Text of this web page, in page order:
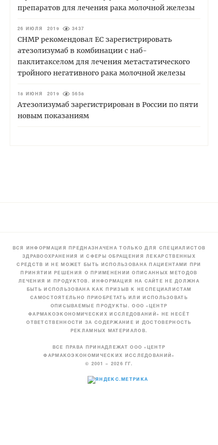
препаратов для лечения рака молочной железы
26 ИЮЛЯ 2019 3437
CHMP рекомендовал ЕС зарегистрировать
атезолизумаб в комбинации с наб-
паклитакселом для лечения метастатического
тройного негативного рака молочной железы
18 ИЮНЯ 2019 5658
Атезолизумаб зарегистрирован в России по пяти
новым показаниям
ВСЯ ИНФОРМАЦИЯ ПРЕДНАЗНАЧЕНА ТОЛЬКО ДЛЯ СПЕЦИАЛИСТОВ
ЗДРАВООХРАНЕНИЯ И СФЕРЫ ОБРАЩЕНИЯ ЛЕКАРСТВЕННЫХ
СРЕДСТВ И НЕ МОЖЕТ БЫТЬ ИСПОЛЬЗОВАНА ПАЦИЕНТАМИ ПРИ
ПРИНЯТИИ РЕШЕНИЯ О ПРИМЕНЕНИИ ОПИСАННЫХ МЕТОДОВ
ЛЕЧЕНИЯ И ПРОДУКТОВ. ИНФОРМАЦИЯ НА САЙТЕ НЕ ДОЛЖНА
БЫТЬ ИСПОЛЬЗОВАНА КАК ПРИЗЫВ К НЕСПЕЦИАЛИСТАМ
САМОСТОЯТЕЛЬНО ПРИОБРЕТАТЬ ИЛИ ИСПОЛЬЗОВАТЬ
ОПИСЫВАЕМЫЕ ПРОДУКТЫ. ООО «ЦЕНТР
ФАРМАКОЭКОНОМИЧЕСКИХ ИССЛЕДОВАНИЙ» НЕ НЕСЁТ
ОТВЕТСТВЕННОСТИ ЗА СОДЕРЖАНИЕ И ДОСТОВЕРНОСТЬ
РЕКЛАМНЫХ МАТЕРИАЛОВ.
ВСЕ ПРАВА ПРИНАДЛЕЖАТ ООО «ЦЕНТР
ФАРМАКОЭКОНОМИЧЕСКИХ ИССЛЕДОВАНИЙ»
© 2001 – 2026 ГГ.